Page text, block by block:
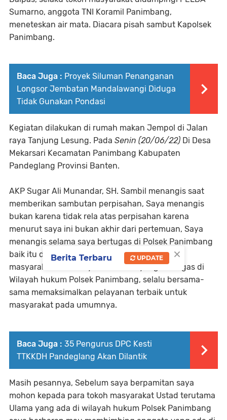
Sumarno, anggota TNI Koramil Panimbang,
meneteskan air mata. Diacara pisah sambut Kapolsek
Panimbang.
Baca Juga : Proyek Siluman Penanganan
Longsor Jembatan Mandalawangi Diduga
Tidak Gunakan Pondasi
Kegiatan dilakukan di rumah makan Jempol di Jalan
raya Tanjung Lesung. Pada Senin (20/06/22) Di Desa
Mekarsari Kecamatan Panimbang Kabupaten
Pandeglang Provinsi Banten.
AKP Sugar Ali Munandar, SH. Sambil menangis saat
memberikan sambutan perpisahan, Saya menangis
bukan karena tidak rela atas perpisahan karena
menurut saya ini bukan akhir dari pertemuan, Saya
menangis selama saya bertugas di Polsek Panimbang
baik itu dari pihak Muspika Kecamatan juga
masyarakat khususnya TNI POLRI, yang bertugas di
Wilayah hukum Polsek Panimbang, selalu bersama-
sama memaksimalkan pelayanan terbaik untuk
masyarakat pada umumnya.
Baca Juga : 35 Pengurus DPC Kesti
TTKKDH Pandeglang Akan Dilantik
Masih pesannya, Sebelum saya berpamitan saya
mohon kepada para tokoh masyarakat Ustad terutama
Ulama yang ada di wilayah hukum Polsek Panimbang
×
Berita Terbaru UPDATE